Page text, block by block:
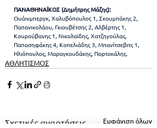
ΠΑΝΑΘΗΝΑΪΚΟΣ (Δημήτρης Μάζης):
Ουάινμπεργκ, Χαλυβόπουλος 1, Σκουμπάκης 2,
Παπανικολάου, Γκιουβέτσης 2, Αλβέρτης 1,
Κουρούβανης 1, Νικολαϊδης, Χατζηγούλας,
Παπασηφάκης 4, Κοπελιάδης 3, Μπανίτσεβιτς 1,
Ηλιόπουλος, Μαραγκουδάκης, Πορτοκάλης.
ΑΘΛΗΤΙΣΜΟΣ
Σχετικές αναρτήσεις Εμφάνιση όλων